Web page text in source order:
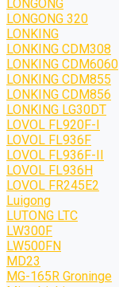
LONGONG
LONGONG 320
LONKING
LONKING CDM308
LONKING CDM6060
LONKING CDM855
LONKING CDM856
LONKING LG30DT
LOVOL FL920F-I
LOVOL FL936F
LOVOL FL936F-II
LOVOL FL936H
LOVOL FR245E2
Luigong
LUTONG LTC
LW300F
LW500FN
MD23
MG-165R Groninge